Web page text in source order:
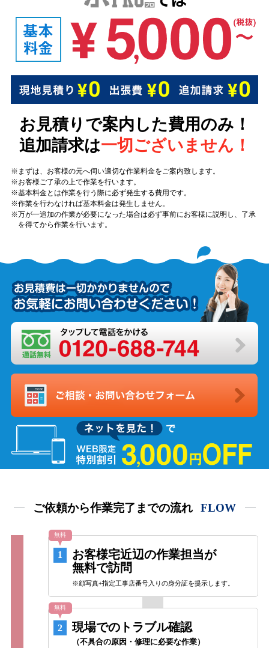
お見積りで案内した費用のみ！
追加請求は一切ございません！
まずは、お客様の元へ伺い適切な作業料金をご案内致します。
お客様ご了承の上で作業を行います。
基本料金とは作業を行う際に必ず発生する費用です。
作業を行わなければ基本料金は発生しません。
万が一追加の作業が必要になった場合は必ず事前にお客様に説明し、了承
を得てから作業を行います。
ご依頼から作業完了までの流れ FLOW
無料
1
お客様宅近辺の作業担当が
無料で訪問
※顔写真+指定工事店番号入りの身分証を提示します。
無料
2 現場でのトラブル確認
（不具合の原因・修理に必要な作業）